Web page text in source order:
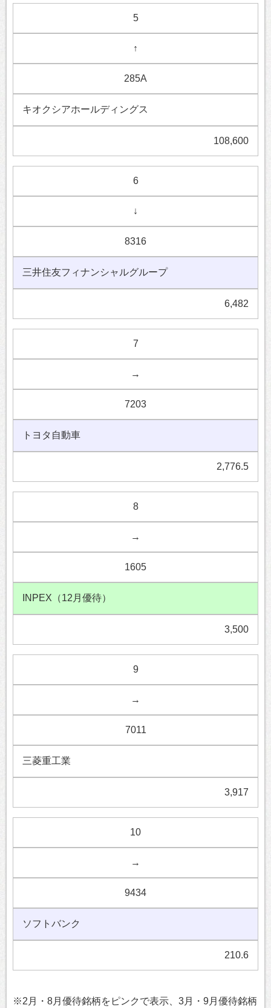
5
↑
285A
キオクシアホールディングス
108,600
6
↓
8316
三井住友フィナンシャルグループ
6,482
7
→
7203
トヨタ自動車
2,776.5
8
→
1605
INPEX（12月優待）
3,500
9
→
7011
三菱重工業
3,917
10
→
9434
ソフトバンク
210.6
※2月・8月優待銘柄をピンクで表示、3月・9月優待銘柄